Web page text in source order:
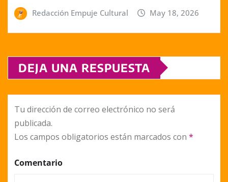
Redacción Empuje Cultural May 18, 2026
DEJA UNA RESPUESTA
Tu dirección de correo electrónico no será
publicada.
Los campos obligatorios están marcados con *
Comentario